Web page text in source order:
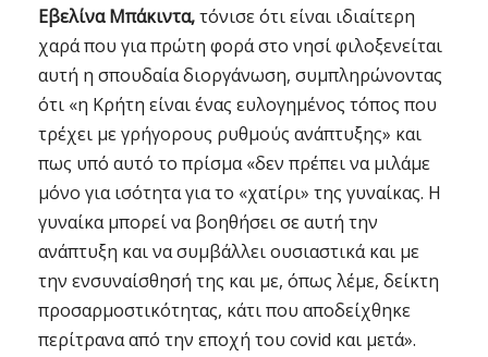
Εβελίνα Μπάκιντα,τόνισε ότι είναι ιδιαίτερη
χαρά που για πρώτη φορά στο νησί φιλοξενείται
αυτή η σπουδαία διοργάνωση, συμπληρώνοντας
ότι «η Κρήτη είναι ένας ευλογημένος τόπος που
τρέχει με γρήγορους ρυθμούς ανάπτυξης» και
πως υπό αυτό το πρίσμα «δεν πρέπει να μιλάμε
μόνο για ισότητα για το «χατίρι» της γυναίκας. Η
γυναίκα μπορεί να βοηθήσει σε αυτή την
ανάπτυξη και να συμβάλλει ουσιαστικά και με
την ενσυναίσθησή της και με, όπως λέμε, δείκτη
προσαρμοστικότητας, κάτι που αποδείχθηκε
περίτρανα από την εποχή του covid και μετά».